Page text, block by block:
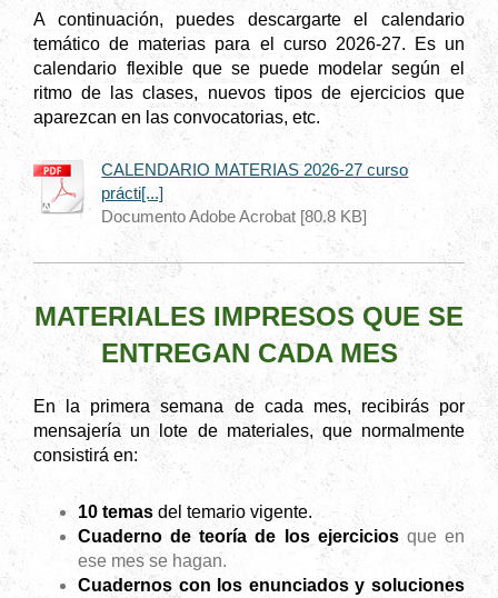
A continuación, puedes descargarte el calendario
temático de materias para el curso 2026-27. Es un
calendario flexible que se puede modelar según el
ritmo de las clases, nuevos tipos de ejercicios que
aparezcan en las convocatorias, etc.
CALENDARIO MATERIAS 2026-27 curso
prácti[...]
Documento Adobe Acrobat [80.8 KB]
MATERIALES IMPRESOS QUE SE
ENTREGAN CADA MES
En la primera semana de cada mes, recibirás por
mensajería un lote de materiales, que normalmente
consistirá en:
10 temas del temario vigente.
Cuaderno de teoría de los ejerciciosque en
ese mes se hagan.
Cuadernos con los enunciados y soluciones